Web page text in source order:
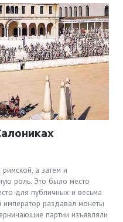
а затем и
роль. Это было место
для публичных и весьма
император раздавал монеты
партии изъявляли